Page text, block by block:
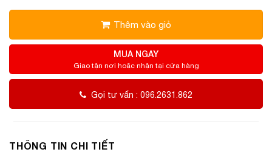
Thêm vào giỏ
MUA NGAY
Giao tận nơi hoặc nhận tại cửa hàng
Gọi tư vấn : 096.2631.862
THÔNG TIN CHI TIẾT